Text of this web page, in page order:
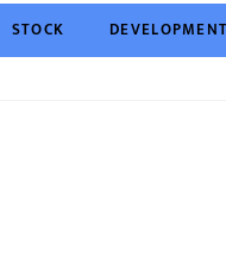
STOCK DEVELOPMENT